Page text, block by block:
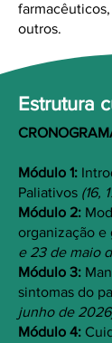
outros.
Estrutura
Módulo 1:
Paliativos (16,
Módulo 2:
organização e
e 23 de maio
Módulo 3:
sintomas do
junho de
Módulo 4: